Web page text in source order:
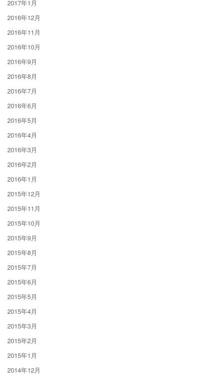
2017年1月
2016年12月
2016年11月
2016年10月
2016年9月
2016年8月
2016年7月
2016年6月
2016年5月
2016年4月
2016年3月
2016年2月
2016年1月
2015年12月
2015年11月
2015年10月
2015年9月
2015年8月
2015年7月
2015年6月
2015年5月
2015年4月
2015年3月
2015年2月
2015年1月
2014年12月